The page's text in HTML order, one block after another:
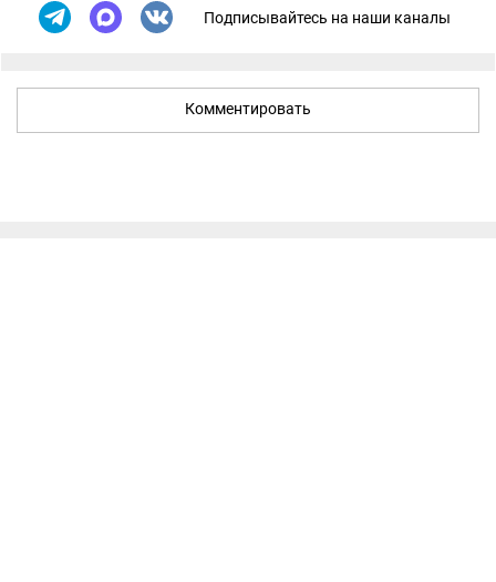
Подписывайтесь на наши каналы
Комментировать